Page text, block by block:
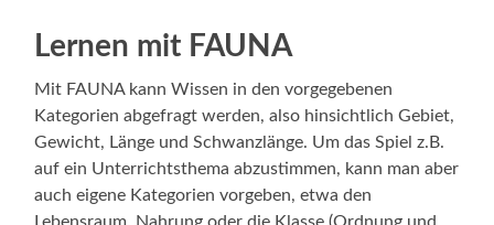
Lernen mit FAUNA
Mit FAUNA kann Wissen in den vorgegebenen
Kategorien abgefragt werden, also hinsichtlich Gebiet,
Gewicht, Länge und Schwanzlänge. Um das Spiel z.B.
auf ein Unterrichtsthema abzustimmen, kann man aber
auch eigene Kategorien vorgeben, etwa den